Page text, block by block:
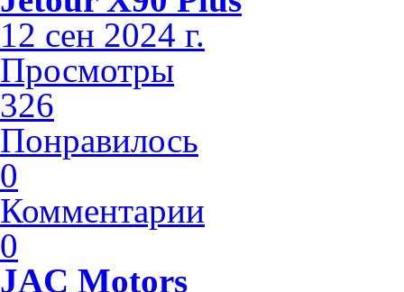
12 сен 2024 г.
Просмотры
326
Понравилось
0
Комментарии
0
JAC Motors